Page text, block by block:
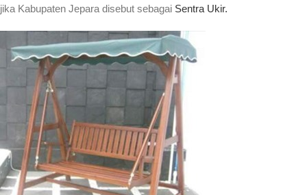
jika Kabupaten Jepara disebut sebagai Sentra Ukir.